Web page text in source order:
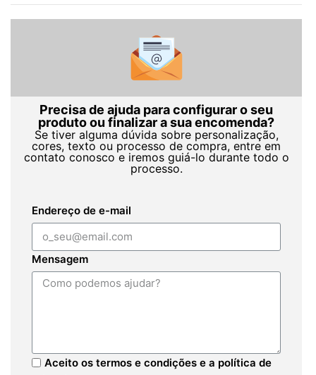
Precisa de ajuda para configurar o seu
produto ou finalizar a sua encomenda?
Se tiver alguma dúvida sobre personalização,
cores, texto ou processo de compra, entre em
contato conosco e iremos guiá-lo durante todo o
processo.
Endereço de e-mail
Mensagem
Aceito os termos e condições e a política de